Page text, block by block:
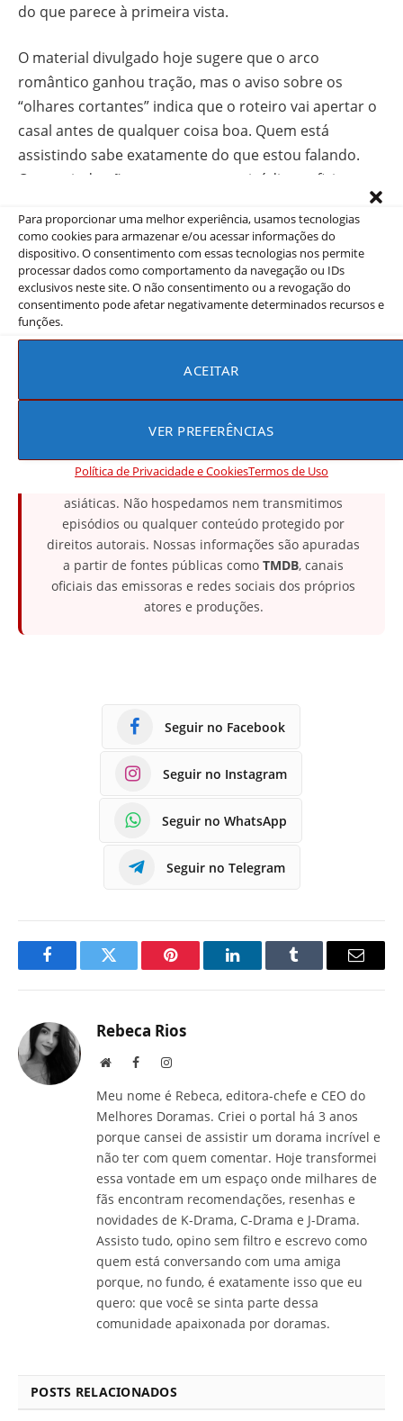
Para proporcionar uma melhor experiência, usamos tecnologias
como cookies para armazenar e/ou acessar informações do
dispositivo. O consentimento com essas tecnologias nos permite
processar dados como comportamento da navegação ou IDs
exclusivos neste site. O não consentimento ou a revogação do
consentimento pode afetar negativamente determinados recursos e
funções.
ACEITAR
VER PREFERÊNCIAS
Política de Privacidade e CookiesTermos de Uso
do que parece à primeira vista.
O material divulgado hoje sugere que o arco
romântico ganhou tração, mas o aviso sobre os
“olhares cortantes” indica que o roteiro vai apertar o
casal antes de qualquer coisa boa. Quem está
assistindo sabe exatamente do que estou falando.
Quem ainda não começou tem episódios suficientes
Disney+.
Encontrou algum erro?
⚖️ Aviso legal
OMelhores Doramasé um portal informativo de
notícias, resenhas e opiniões sobre doramas e séries
asiáticas. Não hospedamos nem transmitimos
episódios ou qualquer conteúdo protegido por
direitos autorais. Nossas informações são apuradas
a partir de fontes públicas como TMDB, canais
oficiais das emissoras e redes sociais dos próprios
atores e produções.
Seguir no Facebook
Seguir no Instagram
Seguir no WhatsApp
Seguir no Telegram
FacebookTwitter Pinterest LinkedInTumblr
E-
Rebeca Rios
Site FacebookInstagram
Meu nome é Rebeca, editora-chefe e CEO do
Melhores Doramas. Criei o portal há 3 anos
porque cansei de assistir um dorama incrível e
não ter com quem comentar. Hoje transformei
essa vontade em um espaço onde milhares de
fãs encontram recomendações, resenhas e
novidades de K-Drama, C-Drama e J-Drama.
Assisto tudo, opino sem filtro e escrevo como
quem está conversando com uma amiga
porque, no fundo, é exatamente isso que eu
quero: que você se sinta parte dessa
comunidade apaixonada por doramas.
POSTS RELACIONADOS